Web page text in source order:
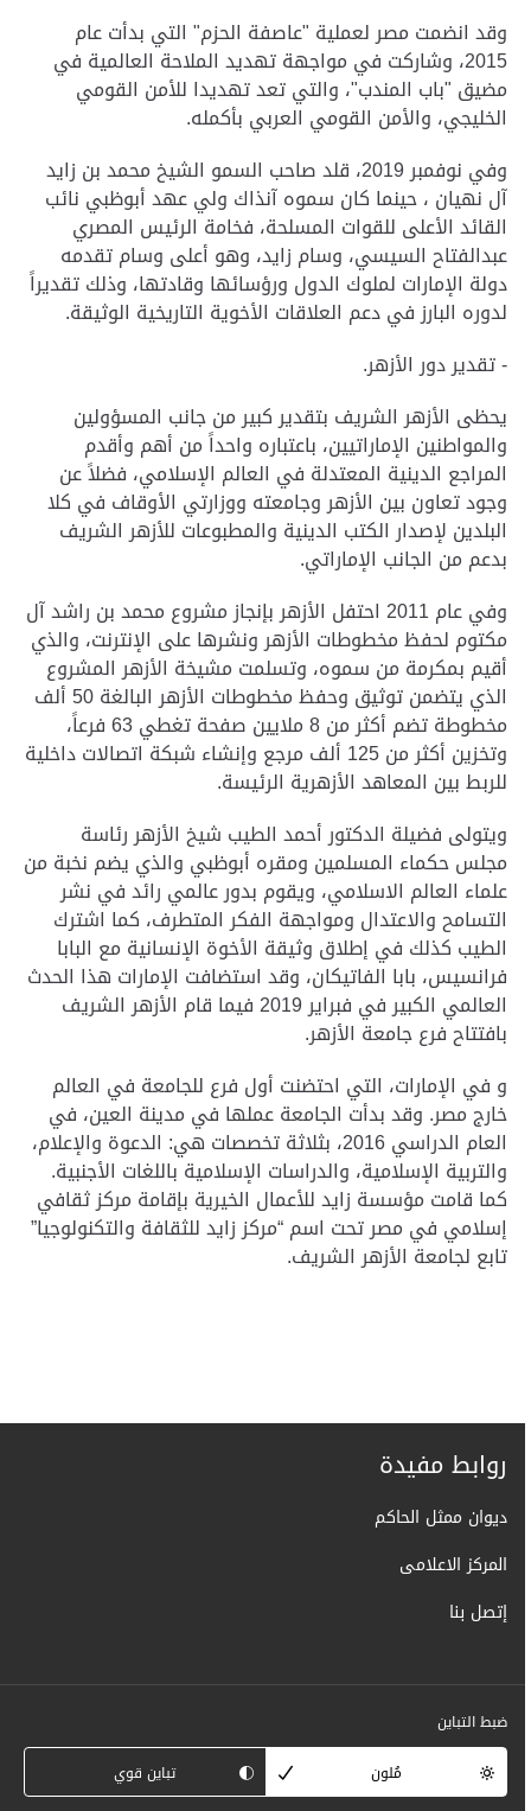
وقد انضمت مصر لعملية "عاصفة الحزم" التي بدأت عام
2015، وشاركت في مواجهة تهديد الملاحة العالمية في
مضيق "باب المندب"، والتي تعد تهديدا للأمن القومي
الخليجي، والأمن القومي العربي بأكمله.
وفي نوفمبر 2019، قلد صاحب السمو الشيخ محمد بن زايد
آل نهيان ، حينما كان سموه آنذاك ولي عهد أبوظبي نائب
القائد الأعلى للقوات المسلحة، فخامة الرئيس المصري
عبدالفتاح السيسي، وسام زايد، وهو أعلى وسام تقدمه
دولة الإمارات لملوك الدول ورؤسائها وقادتها، وذلك تقديراً
لدوره البارز في دعم العلاقات الأخوية التاريخية الوثيقة.
- تقدير دور الأزهر.
يحظى الأزهر الشريف بتقدير كبير من جانب المسؤولين
والمواطنين الإماراتيين، باعتباره واحداً من أهم وأقدم
المراجع الدينية المعتدلة في العالم الإسلامي، فضلاً عن
وجود تعاون بين الأزهر وجامعته ووزارتي الأوقاف في كلا
البلدين لإصدار الكتب الدينية والمطبوعات للأزهر الشريف
بدعم من الجانب الإماراتي.
وفي عام 2011 احتفل الأزهر بإنجاز مشروع محمد بن راشد آل
مكتوم لحفظ مخطوطات الأزهر ونشرها على الإنترنت، والذي
أقيم بمكرمة من سموه، وتسلمت مشيخة الأزهر المشروع
الذي يتضمن توثيق وحفظ مخطوطات الأزهر البالغة 50 ألف
مخطوطة تضم أكثر من 8 ملايين صفحة تغطي 63 فرعاً،
وتخزين أكثر من 125 ألف مرجع وإنشاء شبكة اتصالات داخلية
للربط بين المعاهد الأزهرية الرئيسة.
ويتولى فضيلة الدكتور أحمد الطيب شيخ الأزهر رئاسة
مجلس حكماء المسلمين ومقره أبوظبي والذي يضم نخبة من
علماء العالم الاسلامي، ويقوم بدور عالمي رائد في نشر
التسامح والاعتدال ومواجهة الفكر المتطرف، كما اشترك
الطيب كذلك في إطلاق وثيقة الأخوة الإنسانية مع البابا
فرانسيس، بابا الفاتيكان، وقد استضافت الإمارات هذا الحدث
العالمي الكبير في فبراير 2019 فيما قام الأزهر الشريف
بافتتاح فرع جامعة الأزهر.
و في الإمارات، التي احتضنت أول فرع للجامعة في العالم
خارج مصر. وقد بدأت الجامعة عملها في مدينة العين، في
العام الدراسي 2016، بثلاثة تخصصات هي: الدعوة والإعلام،
والتربية الإسلامية، والدراسات الإسلامية باللغات الأجنبية.
كما قامت مؤسسة زايد للأعمال الخيرية بإقامة مركز ثقافي
إسلامي في مصر تحت اسم “مركز زايد للثقافة والتكنولوجيا”
تابع لجامعة الأزهر الشريف.
روابط مفيدة
ديوان ممثل الحاكم
المركز الاعلامى
إتصل بنا
ضبط التباين
مُلون
تباين قوي